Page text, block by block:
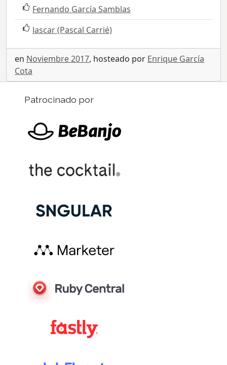
Fernando García Samblas
lascar (Pascal Carrié)
en Noviembre 2017, hosteado por Enrique García
Cota
Patrocinado por